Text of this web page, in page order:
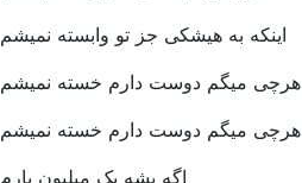
اینکه به هیشکی جز تو وابسته نمیشم
هرچی میگم دوست دارم خسته نمیشم
هرچی میگم دوست دارم خسته نمیشم
اگه بشه یک میلیون بارم